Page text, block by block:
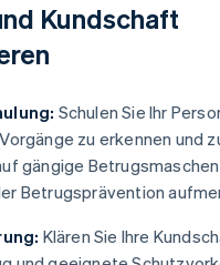
Kundschaft
Schulen Sie Ihr
zu erkennen und
gängige
Betrugsprävention
Klären Sie Ihre